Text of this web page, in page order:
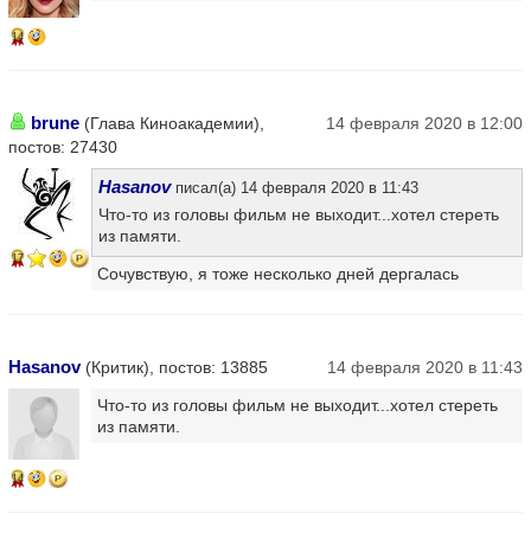
14
brune (Глава Киноакадемии),
постов: 27430
14 февраля 2020 в 12:00
17
Hasanovписал(а) 14 февраля 2020 в 11:43
Что-то из головы фильм не выходит...хотел стереть
из памяти.
Сочувствую, я тоже несколько дней дергалась
Hasanov(Критик), постов: 13885 14 февраля 2020 в 11:43
14
Что-то из головы фильм не выходит...хотел стереть
из памяти.